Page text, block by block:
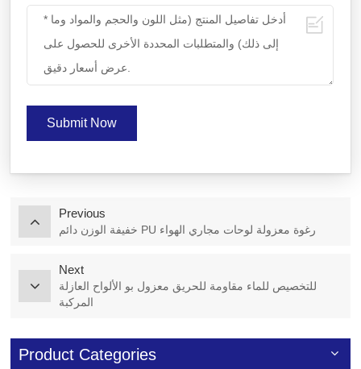
Submit Now
Previous
خفيفة الوزن دائم PU رغوة معزولة لوحات مجاري الهواء
Next
للتخصيص للماء مقاومة للحريق معزول بو الألواح العازلة
المركبة
Product Categories